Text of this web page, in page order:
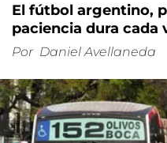
El fútbol argentino,
paciencia dura cada
Por Daniel Avellaneda